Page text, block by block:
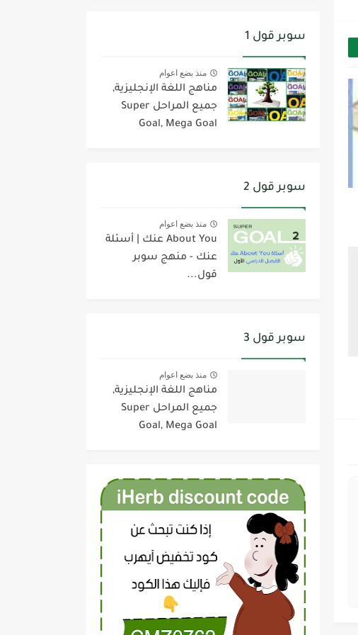
سوبر قول 1
منذ بضع اعوام
مناهج اللغة الإنجليزية,
جميع المراحل Super
Goal, Mega Goal
سوبر قول 2
منذ بضع اعوام
About You عنك | أسئلة
عنك - منهج سوبر
قول...
سوبر قول 3
منذ بضع اعوام
مناهج اللغة الإنجليزية,
جميع المراحل Super
Goal, Mega Goal